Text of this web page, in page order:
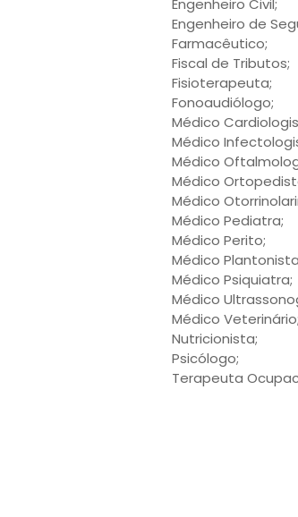
Engenheiro Civil;
Engenheiro de
Farmacêutico;
Fiscal de Tributos;
Fisioterapeuta;
Fonoaudiólogo;
Médico
Médico
Médico
Médico
Médico
Médico Pediatra;
Médico Perito;
Médico
Médico Psiquiatra;
Médico
Médico Veterinário;
Nutricionista;
Psicólogo;
Terapeuta